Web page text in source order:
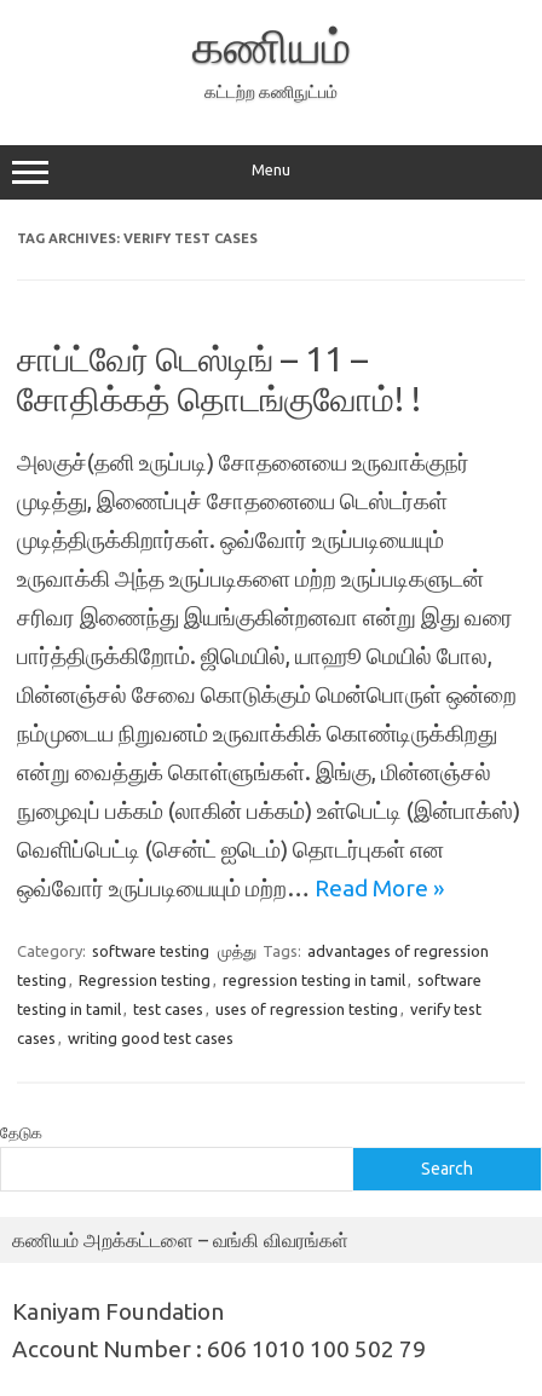
கணியம்
கட்டற்ற கணிநுட்பம்
Menu
TAG ARCHIVES: VERIFY TEST CASES
சாப்ட்வேர் டெஸ்டிங் – 11 –
சோதிக்கத் தொடங்குவோம்! !
அலகுச்(தனி உருப்படி) சோதனையை உருவாக்குநர்
முடித்து, இணைப்புச் சோதனையை டெஸ்டர்கள்
முடித்திருக்கிறார்கள். ஒவ்வோர் உருப்படியையும்
உருவாக்கி அந்த உருப்படிகளை மற்ற உருப்படிகளுடன்
சரிவர இணைந்து இயங்குகின்றனவா என்று இது வரை
பார்த்திருக்கிறோம். ஜிமெயில், யாஹூ மெயில் போல,
மின்னஞ்சல் சேவை கொடுக்கும் மென்பொருள் ஒன்றை
நம்முடைய நிறுவனம் உருவாக்கிக் கொண்டிருக்கிறது
என்று வைத்துக் கொள்ளுங்கள். இங்கு, மின்னஞ்சல்
நுழைவுப் பக்கம் (லாகின் பக்கம்) உள்பெட்டி (இன்பாக்ஸ்)
வெளிப்பெட்டி (சென்ட் ஐடெம்) தொடர்புகள் என
ஒவ்வோர் உருப்படியையும் மற்ற… Read More »
Category: software testing முத்து Tags: advantages of regression
testing , Regression testing , regression testing in tamil, software
testing in tamil, test cases , uses of regression testing , verify test
cases , writing good test cases
தேடுக
Search
கணியம் அறக்கட்டளை – வங்கி விவரங்கள்
Kaniyam Foundation
Account Number : 606 1010 100 502 79